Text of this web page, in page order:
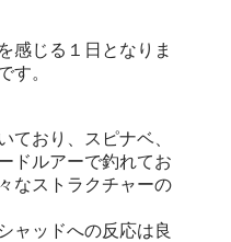
感じる１日となりま
す。
おり、スピナベ、
ドルアーで釣れてお
なストラクチャーの
ャッドへの反応は良